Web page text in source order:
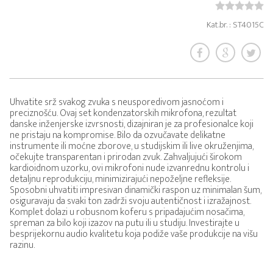
Kat.br. : ST4015C
Uhvatite srž svakog zvuka s neusporedivom jasnoćom i
preciznošću. Ovaj set kondenzatorskih mikrofona, rezultat
danske inženjerske izvrsnosti, dizajniran je za profesionalce koji
ne pristaju na kompromise. Bilo da ozvučavate delikatne
instrumente ili moćne zborove, u studijskim ili live okruženjima,
očekujte transparentan i prirodan zvuk. Zahvaljujući širokom
kardioidnom uzorku, ovi mikrofoni nude izvanrednu kontrolu i
detaljnu reprodukciju, minimizirajući nepoželjne refleksije.
Sposobni uhvatiti impresivan dinamički raspon uz minimalan šum,
osiguravaju da svaki ton zadrži svoju autentičnost i izražajnost.
Komplet dolazi u robusnom koferu s pripadajućim nosačima,
spreman za bilo koji izazov na putu ili u studiju. Investirajte u
besprijekornu audio kvalitetu koja podiže vaše produkcije na višu
razinu.